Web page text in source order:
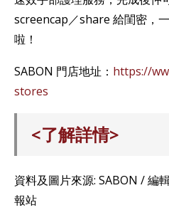
screencap／share 給閨密，
啦！
SABON 門店地址： https://
stores
<了解詳情>
資料及圖片來源: SABON / 編
報站